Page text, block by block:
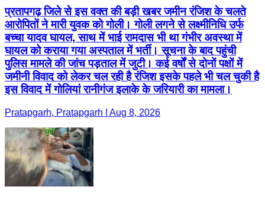
प्रतापगढ़ जिले से इस वक्त की बड़ी खबर जमीन रंजिश के चलते
आरोपितों ने मारी युवक को गोली। गोली लगने से लक्ष्मीनिधि उर्फ
बच्चा यादव घायल, साथ में भाई रामदास भी था गंभीर अवस्था में
घायल को कराया गया अस्पताल में भर्ती। सूचना के बाद पहुंची
पुलिस मामले की जांच पड़ताल में जुटी। कई वर्षों से दोनों पक्षों में
जमीनी विवाद को लेकर चल रही है रंजिश इसके पहले भी चल चुकी है
इस विवाद में गोलियां रानीगंज इलाके के जरियारी का मामला।
Pratapgarh, Pratapgarh | Aug 8, 2026